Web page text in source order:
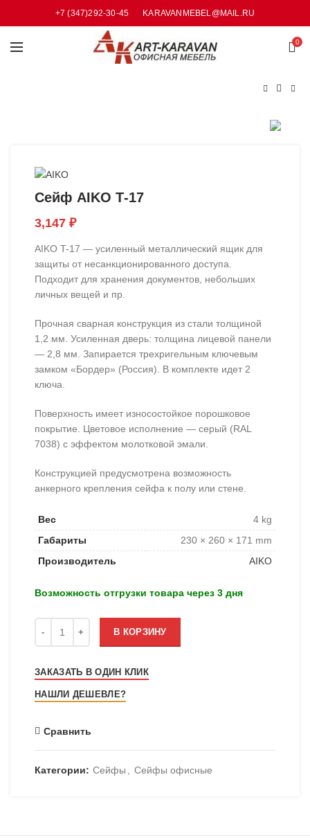
+7 (347)292-30-45 KARAVANMEBEL@MAIL.RU
0
Сейф AIKO Т-17
3,147 ₽
AIKO T-17 — усиленный металлический ящик для
защиты от несанкционированного доступа.
Подходит для хранения документов, небольших
личных вещей и пр.
Прочная сварная конструкция из стали толщиной
1,2 мм. Усиленная дверь: толщина лицевой панели
— 2,8 мм. Запирается трехригельным ключевым
замком «Бордер» (Россия). В комплекте идет 2
ключа.
Поверхность имеет износостойкое порошковое
покрытие. Цветовое исполнение — серый (RAL
7038) с эффектом молотковой эмали.
Конструкцией предусмотрена возможность
анкерного крепления сейфа к полу или стене.
Вес
4 kg
Габариты
230 × 260 × 171 mm
Производитель
AIKO
Возможность отгрузки товара через 3 дня
В КОРЗИНУ
ЗАКАЗАТЬ В ОДИН КЛИК
НАШЛИ ДЕШЕВЛЕ?
Сравнить
Категории: Сейфы Сейфы офисные